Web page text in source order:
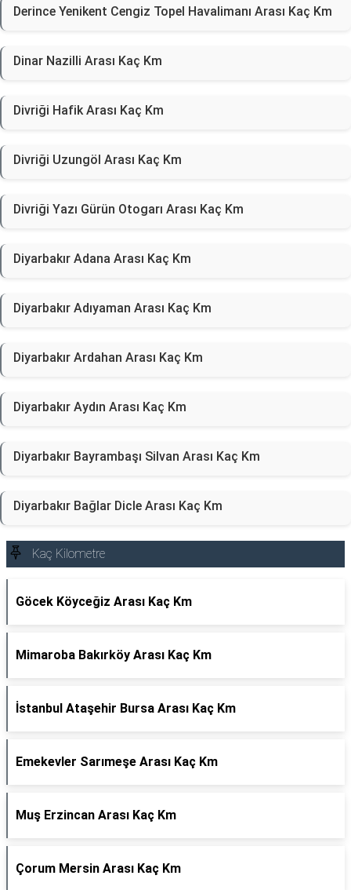
Derince Yenikent Cengiz Topel Havalimanı Arası Kaç Km
Dinar Nazilli Arası Kaç Km
Divriği Hafik Arası Kaç Km
Divriği Uzungöl Arası Kaç Km
Divriği Yazı Gürün Otogarı Arası Kaç Km
Diyarbakır Adana Arası Kaç Km
Diyarbakır Adıyaman Arası Kaç Km
Diyarbakır Ardahan Arası Kaç Km
Diyarbakır Aydın Arası Kaç Km
Diyarbakır Bayrambaşı Silvan Arası Kaç Km
Diyarbakır Bağlar Dicle Arası Kaç Km
Kaç Kilometre
Göcek Köyceğiz Arası Kaç Km
Mimaroba Bakırköy Arası Kaç Km
İstanbul Ataşehir Bursa Arası Kaç Km
Emekevler Sarımeşe Arası Kaç Km
Muş Erzincan Arası Kaç Km
Çorum Mersin Arası Kaç Km